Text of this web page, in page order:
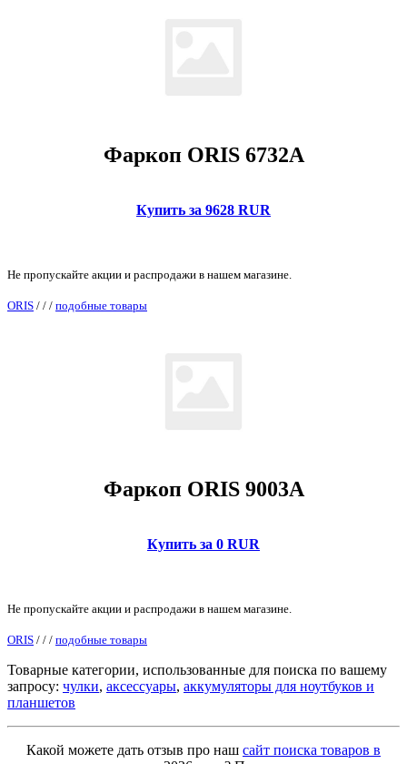
Фаркоп ORIS 6732A
Купить за 9628 RUR
Не пропускайте акции и распродажи в нашем магазине.
ORIS / / / подобные товары
Фаркоп ORIS 9003A
Купить за 0 RUR
Не пропускайте акции и распродажи в нашем магазине.
ORIS / / / подобные товары
Товарные категории, использованные для поиска по вашему
запросу: чулки, аксессуары, аккумуляторы для ноутбуков и
планшетов
Какой можете дать отзыв про наш сайт поиска товаров в